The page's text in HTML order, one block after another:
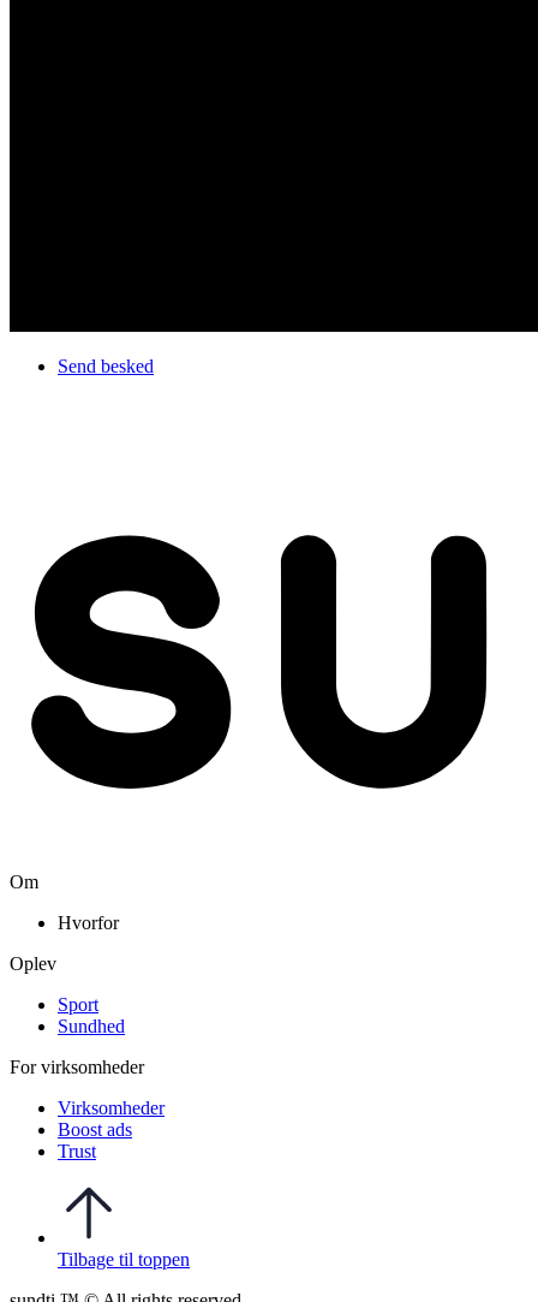
Send besked
Om
Hvorfor
Oplev
Sport
Sundhed
For virksomheder
Virksomheder
Boost ads
Trust
Tilbage til toppen